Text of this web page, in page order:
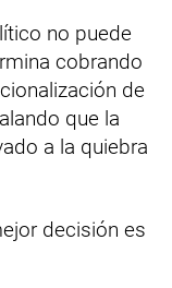
no puede
cobrando
de
que la
a la quiebra
decisión es